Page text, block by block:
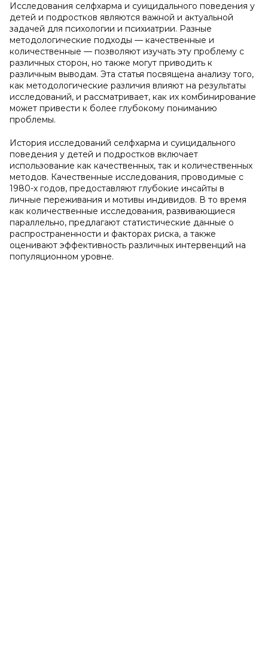
Исследования селфхарма и суицидального поведения у
детей и подростков являются важной и актуальной
задачей для психологии и психиатрии. Разные
методологические подходы — качественные и
количественные — позволяют изучать эту проблему с
различных сторон, но также могут приводить к
различным выводам. Эта статья посвящена анализу того,
как методологические различия влияют на результаты
исследований, и рассматривает, как их комбинирование
может привести к более глубокому пониманию
проблемы.
История исследований селфхарма и суицидального
поведения у детей и подростков включает
использование как качественных, так и количественных
методов. Качественные исследования, проводимые с
1980-х годов, предоставляют глубокие инсайты в
личные переживания и мотивы индивидов. В то время
как количественные исследования, развивающиеся
параллельно, предлагают статистические данные о
распространенности и факторах риска, а также
оценивают эффективность различных интервенций на
популяционном уровне.